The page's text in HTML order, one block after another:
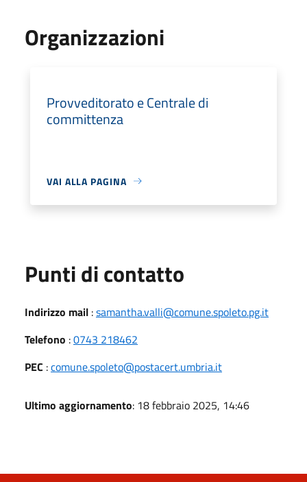
Organizzazioni
Provveditorato e Centrale di
committenza
VAI ALLA PAGINA
Punti di contatto
Indirizzo mail :samantha.valli@comune.spoleto.pg.it
Telefono :0743 218462
PEC :comune.spoleto@postacert.umbria.it
Ultimo aggiornamento: 18 febbraio 2025, 14:46